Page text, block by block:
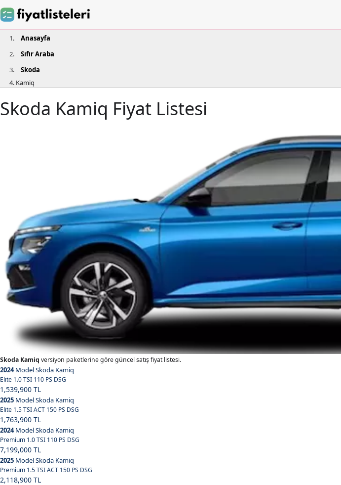
Anasayfa
Sıfır Araba
Skoda
Kamiq
Skoda Kamiq Fiyat Listesi
Skoda Kamiq versiyon paketlerine göre güncel satış fiyat listesi.
2024Model Skoda Kamiq
Elite 1.0 TSI 110 PS DSG
1,539,900 TL
2025 Model Skoda Kamiq
Elite 1.5 TSI ACT 150 PS DSG
1,763,900 TL
2024Model Skoda Kamiq
Premium 1.0 TSI 110 PS DSG
7,199,000 TL
2025 Model Skoda Kamiq
Premium 1.5 TSI ACT 150 PS DSG
2,118,900 TL